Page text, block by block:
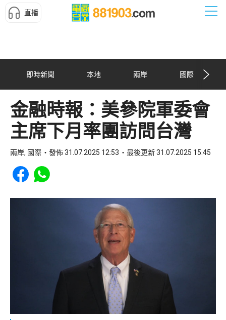
直播
即時新聞 本地 兩岸 國際
金融時報：美參院軍委會
主席下月率團訪問台灣
兩岸, 國際 發佈 31.07.2025 12:53 最後更新 31.07.2025 15:45
Share to Facebook
Share to WhatsApp